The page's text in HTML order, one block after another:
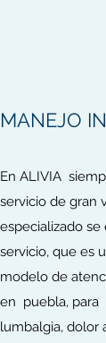
MANEJO
En ALIVIA
servicio de gran
especializado
servicio, que es
modelo de
en puebla, para
lumbalgia, dolor